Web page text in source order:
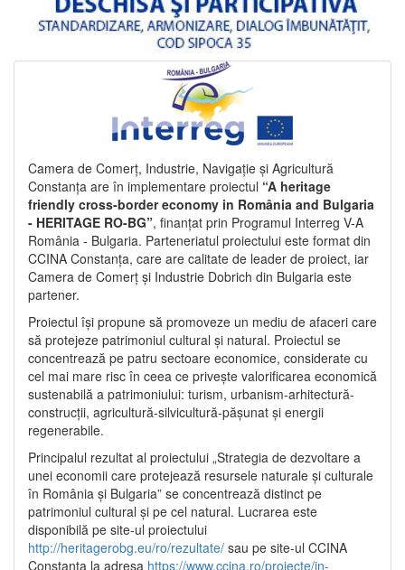
Camera de Comerț, Industrie, Navigație și Agricultură
Constanța are în implementare proiectul “A heritage
friendly cross-border economy in România and Bulgaria
- HERITAGE RO-BG”, finanțat prin Programul Interreg V-A
România - Bulgaria. Parteneriatul proiectului este format din
CCINA Constanța, care are calitate de leader de proiect, iar
Camera de Comerț și Industrie Dobrich din Bulgaria este
partener.
Proiectul își propune să promoveze un mediu de afaceri care
să protejeze patrimoniul cultural și natural. Proiectul se
concentrează pe patru sectoare economice, considerate cu
cel mai mare risc în ceea ce privește valorificarea economică
sustenabilă a patrimoniului: turism, urbanism-arhitectură-
construcții, agricultură-silvicultură-pășunat și energii
regenerabile.
Principalul rezultat al proiectului „Strategia de dezvoltare a
unei economii care protejează resursele naturale și culturale
în România și Bulgaria” se concentrează distinct pe
patrimoniul cultural și pe cel natural. Lucrarea este
disponibilă pe site-ul proiectului
http://heritagerobg.eu/ro/rezultate/ sau pe site-ul CCINA
Constanța la adresa https://www.ccina.ro/proiecte/in-